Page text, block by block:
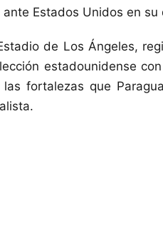
Estados Unidos en
de Los Ángeles,
estadounidense
fortalezas que